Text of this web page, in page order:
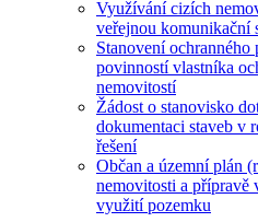
Využívání cizích
veřejnou komunikační
Stanovení ochranného
povinností vlastníka
nemovitostí
Žádost o stanovisko
dokumentaci staveb v
řešení
Občan a územní plán
nemovitosti a přípravě
využití pozemku